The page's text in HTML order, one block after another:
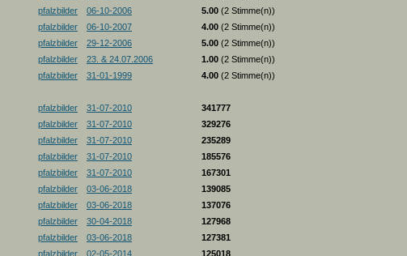
pfalzbilder 06-10-2006 5.00 (2 Stimme(n))
pfalzbilder 06-10-2007 4.00 (2 Stimme(n))
pfalzbilder 29-12-2006 5.00 (2 Stimme(n))
pfalzbilder 23. & 24.07.2006 1.00 (2 Stimme(n))
pfalzbilder 31-01-1999 4.00 (2 Stimme(n))
pfalzbilder 31-07-2010
341777
pfalzbilder 31-07-2010
329276
pfalzbilder 31-07-2010
235289
pfalzbilder 31-07-2010
185576
pfalzbilder 31-07-2010
167301
pfalzbilder 03-06-2018
139085
pfalzbilder 03-06-2018
137076
pfalzbilder 30-04-2018
127968
pfalzbilder 03-06-2018
127381
pfalzbilder 02-05-2014 125018